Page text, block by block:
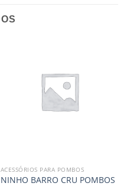
ACESSÓRIOS PARA POMBOS
NINHO BARRO CRU POMBOS